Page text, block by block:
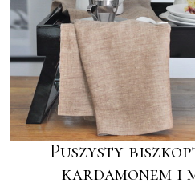
Puszysty
kardamonem i